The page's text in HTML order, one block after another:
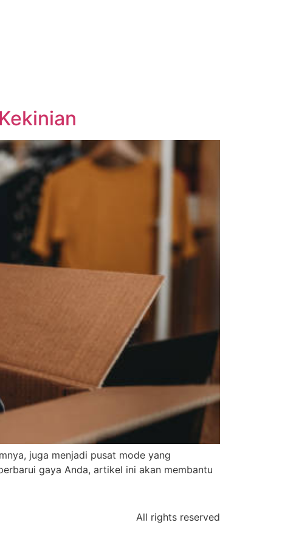
juga menjadi pusat mode yang
gaya Anda, artikel ini akan membantu
All rights reserved